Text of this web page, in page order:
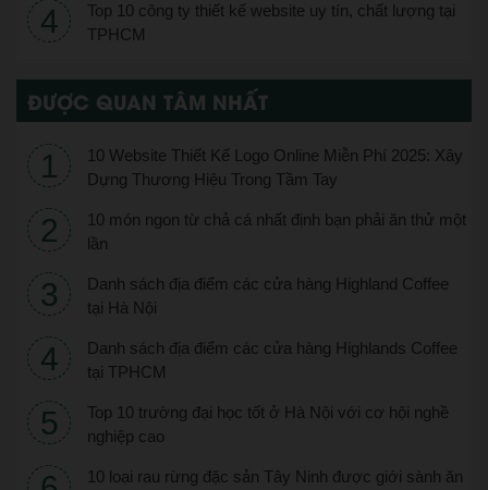
Top 10 công ty thiết kế website uy tín, chất lượng tại
TPHCM
ĐƯỢC QUAN TÂM NHẤT
10 Website Thiết Kế Logo Online Miễn Phí 2025: Xây
Dựng Thương Hiệu Trong Tầm Tay
10 món ngon từ chả cá nhất định bạn phải ăn thử một
lần
Danh sách địa điểm các cửa hàng Highland Coffee
tại Hà Nội
Danh sách địa điểm các cửa hàng Highlands Coffee
tại TPHCM
Top 10 trường đại học tốt ở Hà Nội với cơ hội nghề
nghiệp cao
10 loại rau rừng đặc sản Tây Ninh được giới sành ăn